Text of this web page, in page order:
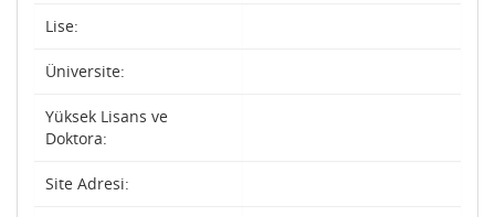
Lise:
Üniversite:
Yüksek Lisans ve
Doktora:
Site Adresi: